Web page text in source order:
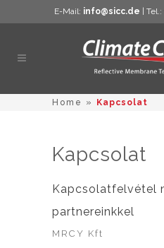
E-Mail: info@sicc.de | Tel.:
Home » Kapcsolat
Kapcsolat
Kapcsolatfelvétel
partnereinkkel
MRCY Kft